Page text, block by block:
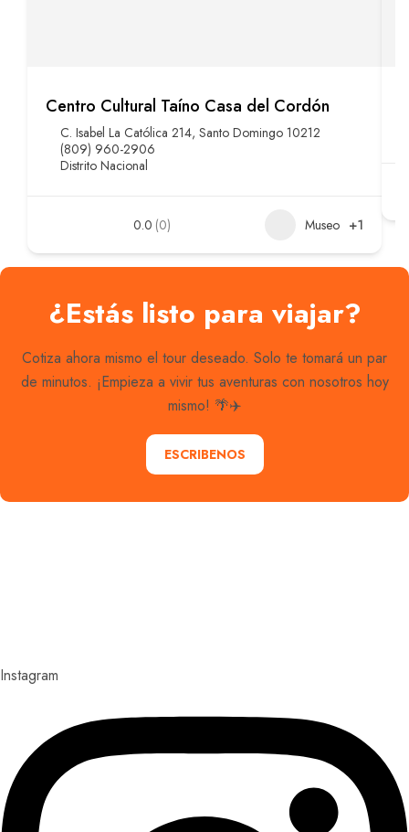
Centro Cultural Taíno Casa del Cordón
C. Isabel La Católica 214, Santo Domingo 10212
(809) 960-2906
Distrito Nacional
0.0 (0) Museo +1
¿Estás listo para viajar?
Cotiza ahora mismo el tour deseado. Solo te tomará un par
de minutos. ¡Empieza a vivir tus aventuras con nosotros hoy
mismo! 🌴✈️
ESCRIBENOS
Instagram